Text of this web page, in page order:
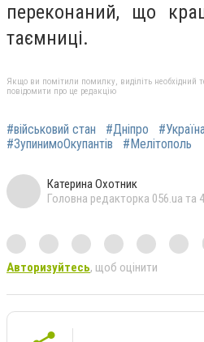
переконаний, що
таємниці.
Якщо ви помітили помилку, виділіть необхідний
повідомити про це редакцію
#військовий стан #Дніпро
#ЗупинимоОкупантів
#Мелітополь
Катерина Охотник
Головна редакторка 056.ua та
Авторизуйтесь, щоб оцінити